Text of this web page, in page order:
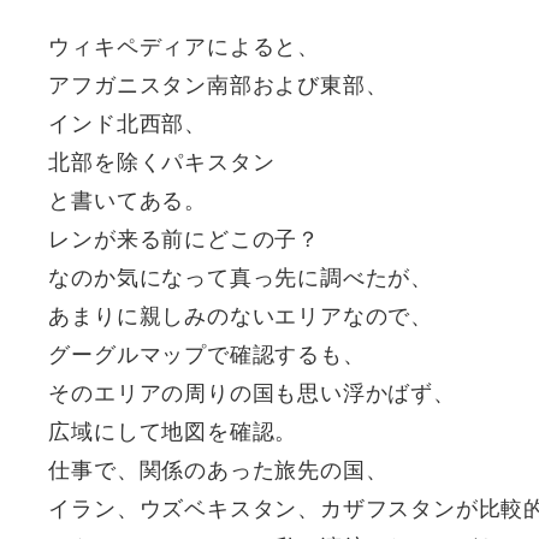
ウィキペディアによると、
アフガニスタン南部および東部、
インド北西部、
北部を除くパキスタン
と書いてある。
レンが来る前にどこの子？
なのか気になって真っ先に調べたが、
あまりに親しみのないエリアなので、
グーグルマップで確認するも、
そのエリアの周りの国も思い浮かばず、
広域にして地図を確認。
仕事で、関係のあった旅先の国、
イラン、ウズベキスタン、カザフスタンが比較